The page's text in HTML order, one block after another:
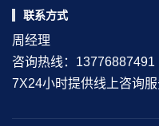
联系方式
周经理
咨询热线：13776887491
7X24小时提供线上咨询